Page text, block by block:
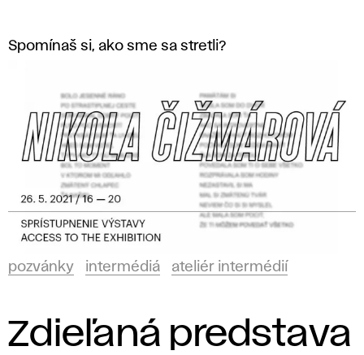
i
Spomínaš si, ako sme sa stretli?
pozvánky intermédiá ateliér intermédií
Zdieľaná predstava